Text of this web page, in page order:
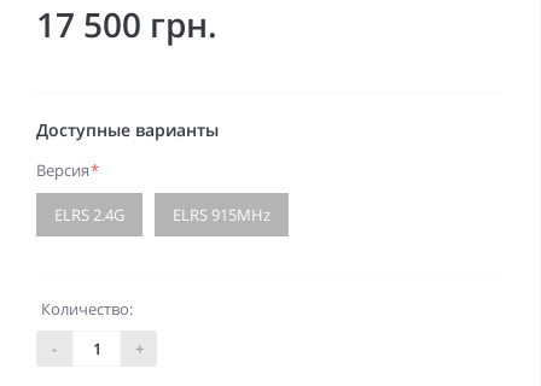
17 500 грн.
Доступные варианты
Версия*
ELRS 2.4G ELRS 915MHz
Количество:
-
+